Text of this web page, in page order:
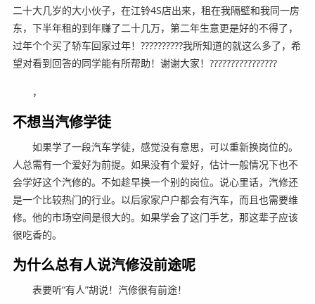
二十大几岁的大小伙子，在江铃4S店出来，租在我隔壁和我同一房
东，下半年租的到年赚了二十几万，第二年生意更是好的不得了，
过年个个买了轿车回家过年！??????????我所知道的就这么多了，希
望对看到回答的同学能有所帮助！谢谢大家！????????????????
，
不想当汽修学徒
如果学了一段汽车学徒，感觉没有意思，可以重新换岗位的。
人总需有一个爱好为前提。如果没有个爱好，估计一般情况下也不
会学好这个汽修的。不如趁早换一个别的岗位。说心里话，汽修还
是一个比较热门的行业。以后家家户户都会有汽车，而且也需要维
修。他的市场空间是很大的。如果学会了这门手艺，那这辈子应该
很吃香的。
为什么总有人说汽修没前途呢
表要听“有人”胡说！汽修很有前途！